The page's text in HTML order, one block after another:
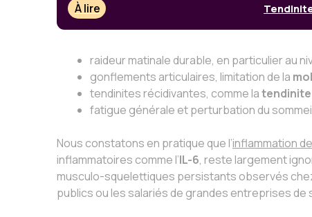
À lire
raideur matinale durable, en particulier au
gonflements articulaires, limitation de la
tendinites récidivantes, comme latendinite
fatigue générale et perturbation du
Nous constatons en pratique que l’inflammation
inflammatoires comme l’IL-6, reste largement
musculo-squelettiques persistants observés
publics ou les salariés de grandes entreprises